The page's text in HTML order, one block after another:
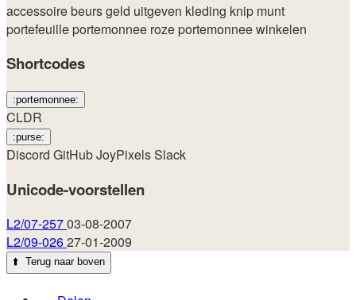
accessoirebeursgeld uitgeven kleding knip munt
portefeuille portemonnee roze portemonneewinkelen
Shortcodes
:portemonnee:
CLDR
:purse:
Discord GitHubJoyPixelsSlack
Unicode-voorstellen
L2/07-25703-08-2007
L2/09-02627-01-2009
⬆️ Terug naar boven